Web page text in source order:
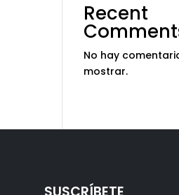
Recent
No hay
mostrar.